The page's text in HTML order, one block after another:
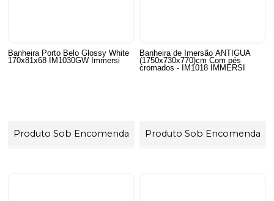
Banheira Porto Belo Glossy White
170x81x68 IM1030GW Immersi
Produto Sob Encomenda
Banheira de Imersão ANTIGUA
(1750x730x770)cm Com pés
cromados - IM1018 IMMERSI
Produto Sob Encomenda